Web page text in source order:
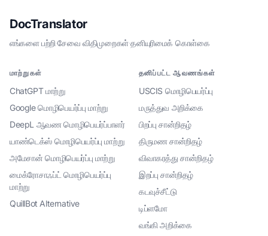
DocTranslator
எங்களை பற்றி·சேவை விதிமுறைகள்·தனியுரிமைக் கொள்கை
மாற்றுகள்
ChatGPT மாற்று
Google மொழிபெயர்ப்பு மாற்று
DeepL ஆவண மொழிபெயர்ப்பாளர்
யாண்டெக்ஸ் மொழிபெயர்ப்பு மாற்று
அமேசான் மொழிபெயர்ப்பு மாற்று
மைக்ரோசாஃப்ட் மொழிபெயர்ப்பு
மாற்று
QuillBot Alternative
தனிப்பட்ட ஆவணங்கள்
USCIS மொழிபெயர்ப்பு
மருத்துவ அறிக்கை
பிறப்பு சான்றிதழ்
திருமண சான்றிதழ்
விவாகரத்து சான்றிதழ்
இறப்பு சான்றிதழ்
கடவுச்சீட்டு
டிப்ளமோ
வங்கி அறிக்கை